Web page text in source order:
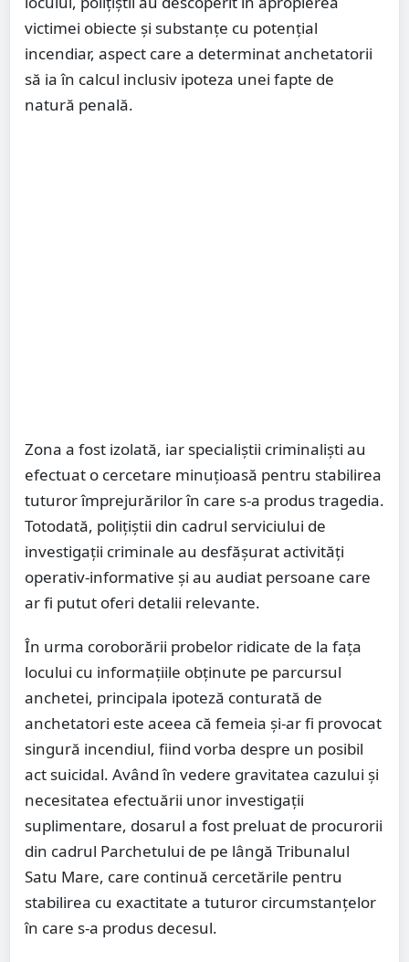
victimei obiecte și substanțe cu potențial
incendiar, aspect care a determinat anchetatorii
să ia în calcul inclusiv ipoteza unei fapte de
natură penală.
Zona a fost izolată, iar specialiștii criminaliști au
efectuat o cercetare minuțioasă pentru stabilirea
tuturor împrejurărilor în care s-a produs tragedia.
Totodată, polițiștii din cadrul serviciului de
investigații criminale au desfășurat activități
operativ-informative și au audiat persoane care
ar fi putut oferi detalii relevante.
În urma coroborării probelor ridicate de la fața
locului cu informațiile obținute pe parcursul
anchetei, principala ipoteză conturată de
anchetatori este aceea că femeia și-ar fi provocat
singură incendiul, fiind vorba despre un posibil
act suicidal. Având în vedere gravitatea cazului și
necesitatea efectuării unor investigații
suplimentare, dosarul a fost preluat de procurorii
din cadrul Parchetului de pe lângă Tribunalul
Satu Mare, care continuă cercetările pentru
stabilirea cu exactitate a tuturor circumstanțelor
în care s-a produs decesul.